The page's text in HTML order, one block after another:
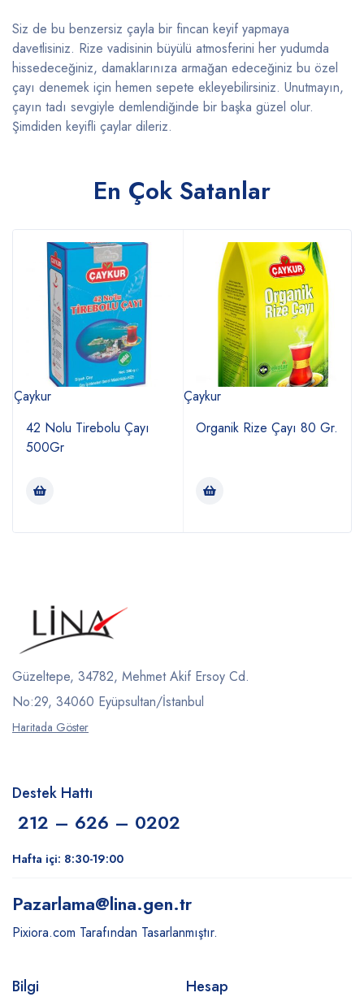
Siz de bu benzersiz çayla bir fincan keyif yapmaya
davetlisiniz. Rize vadisinin büyülü atmosferini her yudumda
hissedeceğiniz, damaklarınıza armağan edeceğiniz bu özel
çayı denemek için hemen sepete ekleyebilirsiniz. Unutmayın,
çayın tadı sevgiyle demlendiğinde bir başka güzel olur.
Şimdiden keyifli çaylar dileriz.
En Çok Satanlar
Çaykur
42 Nolu Tirebolu Çayı
500Gr
Çaykur
Organik Rize Çayı 80 Gr.
Güzeltepe, 34782, Mehmet Akif Ersoy Cd.
No:29, 34060 Eyüpsultan/İstanbul
Haritada Göster
Destek Hattı
212 – 626 – 0202
Hafta içi: 8:30-19:00
Pazarlama@lina.gen.tr
Pixiora.com Tarafından Tasarlanmıştır.
Bilgi Hesap